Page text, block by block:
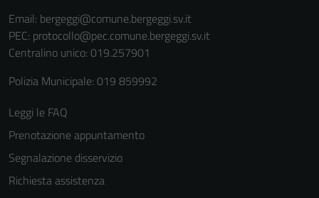
Email: bergeggi@comune.bergeggi.sv.it
PEC: protocollo@pec.comune.bergeggi.sv.it
Centralino unico: 019.257901
Polizia Municipale: 019 859992
Leggi le FAQ
Prenotazione appuntamento
Segnalazione disservizio
Richiesta assistenza